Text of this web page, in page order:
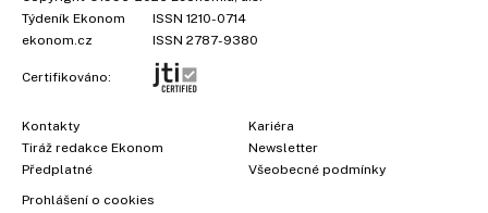
Týdeník Ekonom
ISSN 1210-0714
ekonom.cz
ISSN 2787-9380
Certifikováno:
Kontakty
Tiráž redakce Ekonom
Předplatné
Kariéra
Newsletter
Všeobecné podmínky
Prohlášení o cookies